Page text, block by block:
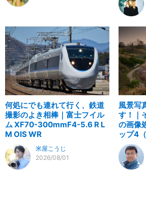
何処にでも連れて行く、鉄道
撮影のよき相棒｜富士フイル
ム XF70-300mmF4-5.6 R L
M OIS WR
米屋こうじ
2026/08/01
風景写
す！｜
の画像
ップ4